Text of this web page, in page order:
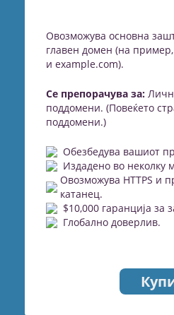
Овозможува основна
главен домен (на
и example.com).
Се препорачува за:
поддомени. (Повеќето
поддомени.)
Обезбедува вашиот
Издадено во неколку
Овозможува HTTPS и
катанец.
$10,000 гаранција за
Глобално доверлив.